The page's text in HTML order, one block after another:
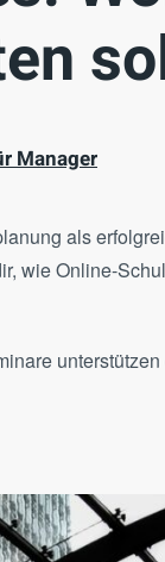
Manager
als
wie Online-